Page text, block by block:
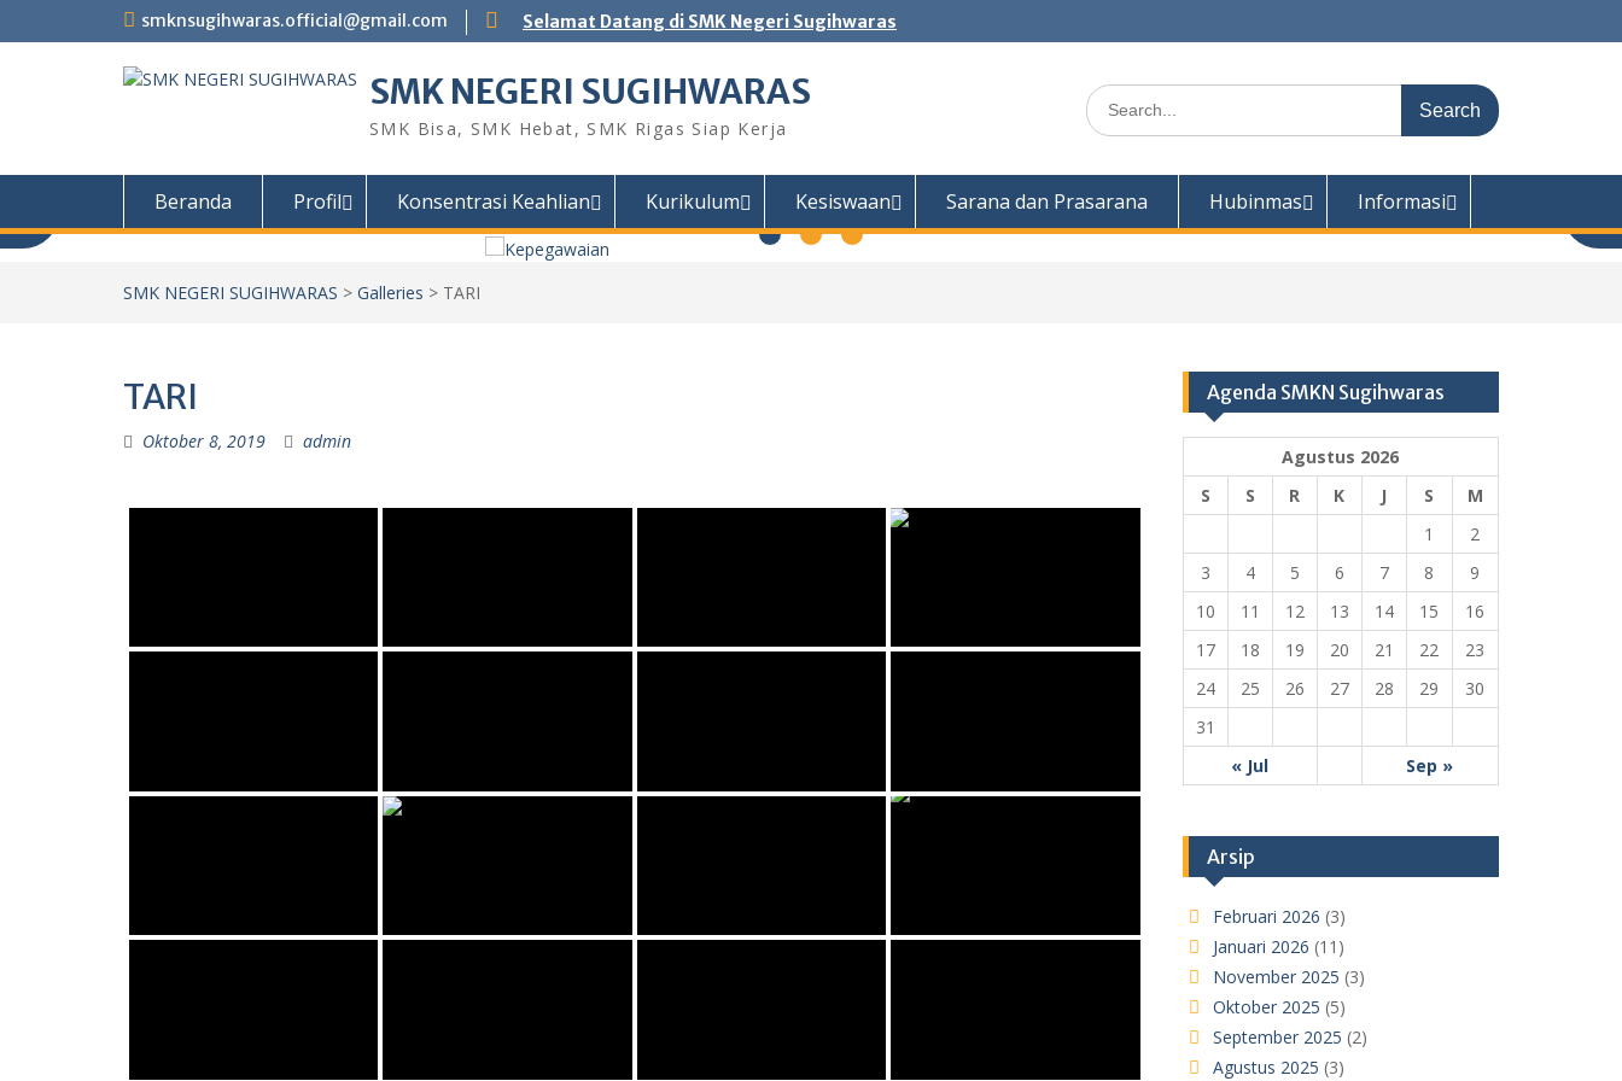
to
smknsugihwaras.official@gmail.com Selamat Datang di SMK Negeri Sugihwaras
SMK NEGERI SUGIHWARAS
SMK Bisa, SMK Hebat, SMK Rigas Siap Kerja
Search
for:
Beranda Profil Konsentrasi Keahlian Kurikulum Kesiswaan Sarana dan Prasarana Hubinmas Informasi
SMK NEGERI SUGIHWARAS > Galleries > TARI
TARI
Oktober 8, 2019 admin
Agenda SMKN Sugihwaras
Agustus 2026
S
S R K J S
M
1
2
3
4 5 6 7 8
9
10
11 12 13 14 15
16
17
18 19 20 21 22
23
24
25 26 27 28 29
30
31
« Jul
Sep »
Arsip
Februari 2026 (3)
Januari 2026 (11)
November 2025 (3)
Oktober 2025 (5)
September 2025 (2)
Agustus 2025 (3)